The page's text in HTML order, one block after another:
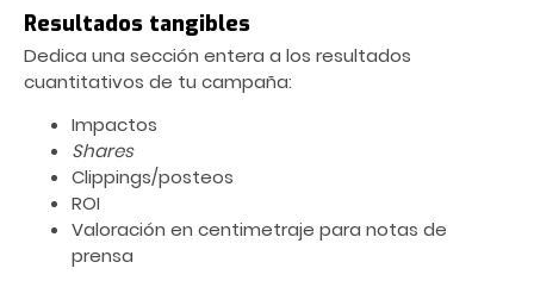
Resultados tangibles
Dedica una sección entera a los resultados
cuantitativos de tu campaña:
Impactos
Shares
Clippings/posteos
ROI
Valoración en centimetraje para notas de
prensa